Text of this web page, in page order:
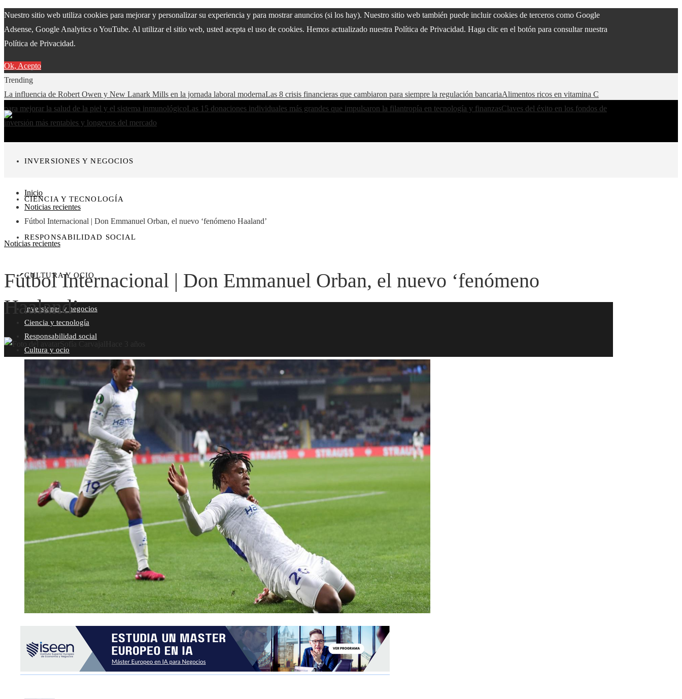
Nuestro sitio web utiliza cookies para mejorar y personalizar su experiencia y para mostrar anuncios (si los hay). Nuestro sitio web también puede incluir cookies de terceros como Google
Adsense, Google Analytics o YouTube. Al utilizar el sitio web, usted acepta el uso de cookies. Hemos actualizado nuestra Política de Privacidad. Haga clic en el botón para consultar nuestra
Política de Privacidad.
Ok, Acepto
Trending
La influencia de Robert Owen y New Lanark Mills en la jornada laboral modernaLas 8 crisis financieras que cambiaron para siempre la regulación bancariaAlimentos ricos en vitamina C
para mejorar la salud de la piel y el sistema inmunológicoLas 15 donaciones individuales más grandes que impulsaron la filantropía en tecnología y finanzasClaves del éxito en los fondos de
inversión más rentables y longevos del mercado
INVERSIONES Y NEGOCIOS
CIENCIA Y TECNOLOGÍA
RESPONSABILIDAD SOCIAL
CULTURA Y OCIO
Inversiones y negocios
Ciencia y tecnología
Responsabilidad social
Cultura y ocio
Inicio
Noticias recientes
Fútbol Internacional | Don Emmanuel Orban, el nuevo ‘fenómeno Haaland’
Noticias recientes
Fútbol Internacional | Don Emmanuel Orban, el nuevo ‘fenómeno
Haaland’